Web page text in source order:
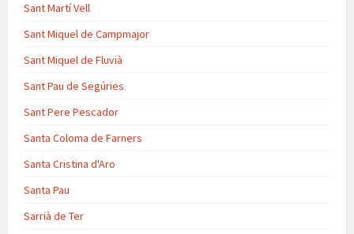
Sant Martí Vell
Sant Miquel de Campmajor
Sant Miquel de Fluvià
Sant Pau de Segúries
Sant Pere Pescador
Santa Coloma de Farners
Santa Cristina d'Aro
Santa Pau
Sarrià de Ter